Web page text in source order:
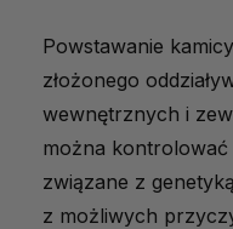
Powstawanie
złożonego
wewnętrznych i
można
związane z
z możliwych